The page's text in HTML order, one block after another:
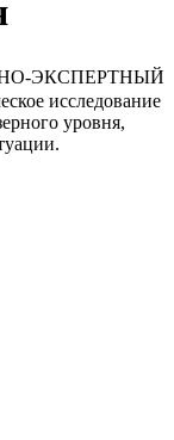
ЭКСПЕРТНЫЙ
исследование
уровня,